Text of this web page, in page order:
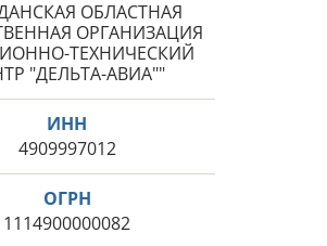
ОБЛАСТНАЯ
ОРГАНИЗАЦИЯ
ТЕХНИЧЕСКИЙ
"ДЕЛЬТА-АВИА""
ИНН
4909997012
ОГРН
1114900000082